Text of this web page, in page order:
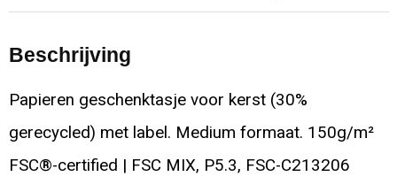
Beschrijving
Papieren geschenktasje voor kerst (30%
gerecycled) met label. Medium formaat. 150g/m²
FSC®-certified | FSC MIX, P5.3, FSC-C213206